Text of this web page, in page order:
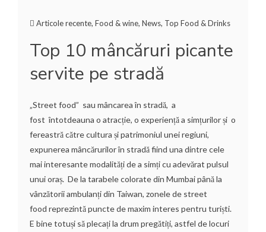
Articole recente, Food & wine, News, Top Food & Drinks
Top 10 mâncăruri picante
servite pe stradă
„Street food” sau mâncarea în stradă, a
fost întotdeauna o atracție, o experiență a simțurilor și o
fereastră către cultura și patrimoniul unei regiuni,
expunerea mâncărurilor în stradă fiind una dintre cele
mai interesante modalități de a simți cu adevărat pulsul
unui oraș. De la tarabele colorate din Mumbai până la
vânzătorii ambulanți din Taiwan, zonele de street
food reprezintă puncte de maxim interes pentru turiști.
E bine totuși să plecați la drum pregătiți, astfel de locuri